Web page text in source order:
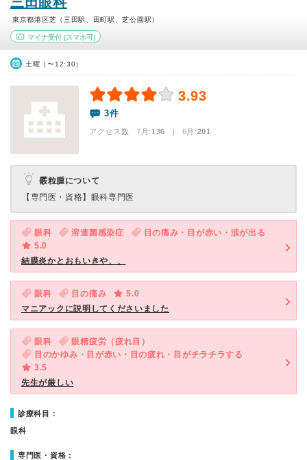
東京都港区芝（三田駅、田町駅、芝公園駅）
マイナ受付 (スマホ可)
土曜（〜12:30）
3.93
3件
アクセス数 7月:136 | 6月:201
霰粒腫について
【専門医・資格】 眼科専門医
眼科 溶連菌感染症
目の痛み・目が赤い・涙が出る
5.0
結膜炎かとおもいきや、、
眼科 目の痛み
5.0
マニアックに説明してくださいました
眼科
眼精疲労（疲れ目）
目のかゆみ・目が赤い・目の疲れ・目がチラチラする
3.5
先生が厳しい
診療科目：
眼科
専門医・資格：